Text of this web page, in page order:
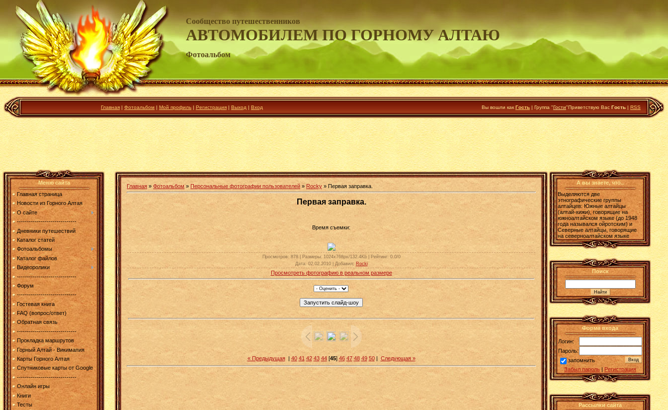
Сообщество путешественников
АВТОМОБИЛЕМ ПО ГОРНОМУ АЛТАЮ
Фотоальбом
Главная | Фотоальбом | Мой профиль | Регистрация | Выход | Вход Вы вошли как Гость | Группа "Гости"Приветствую Вас Гость | RSS
Меню сайта
Главная страница
Новости из Горного Алтая
О сайте
------------------------------
Дневники путешествий
Каталог статей
Фотоальбомы
Каталог файлов
Видеоролики
------------------------------
Форум
------------------------------
Гостевая книга
FAQ (вопрос/ответ)
Обратная связь
------------------------------
Прокладка маршрутов
Горный Алтай - Викимапия
Карты Горного Алтая
Спутниковые карты от Google
------------------------------
Онлайн игры
Книги
Тесты
Главная » Фотоальбом» Персональные фотографии пользователей » Rocky » Первая заправка.
Первая заправка.
Время съемки:
Просмотров: 878 | Размеры: 1024x768px/132.4Kb | Рейтинг: 0.0/0
Дата: 02.02.2010 | Добавил: Rocki
Просмотреть фотографию в реальном размере
« Предыдущая| 40 41 42 43 44[45] 46 47 48 49 50| Следующая »
А вы знаете, что..
Выделяются две
этнографические группы
алтайцев: Южные алтайцы
(алтай-кижи), говорящие на
южноалтайском языке (до 1948
года назывался ойротским) и
Северные алтайцы, говорящие
на северноалтайском языке
Поиск
Форма входа
Логин:
Пароль:
запомнить
Забыл пароль | Регистрация
Рассылки сайта